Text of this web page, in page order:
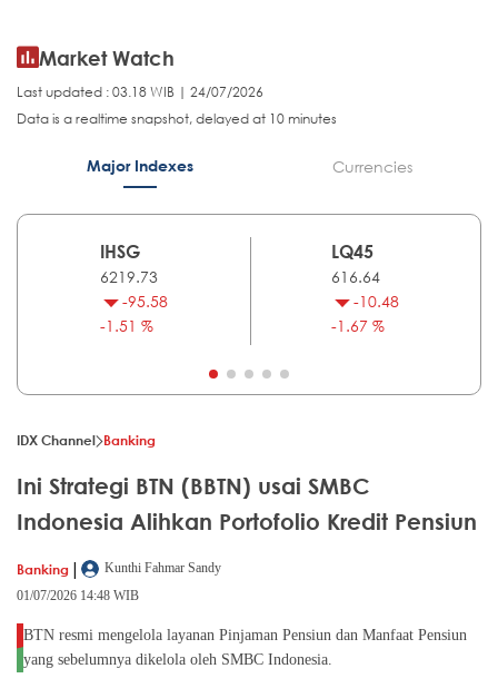
Market Watch
Last updated : 03.18 WIB | 24/07/2026
Data is a realtime snapshot, delayed at 10 minutes
Major Indexes Currencies
IHSG
6219.73
-95.58
-1.51 %
LQ45
616.64
-10.48
-1.67 %
IDX Channel Banking
Ini Strategi BTN (BBTN) usai SMBC
Indonesia Alihkan Portofolio Kredit Pensiun
Banking |
Kunthi Fahmar Sandy
01/07/2026 14:48 WIB
BTN resmi mengelola layanan Pinjaman Pensiun dan Manfaat Pensiun
yang sebelumnya dikelola oleh SMBC Indonesia.